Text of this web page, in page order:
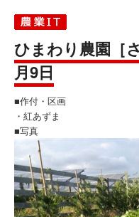
ひまわり農園［
月9日
■作付・区画
・紅あずま
■写真